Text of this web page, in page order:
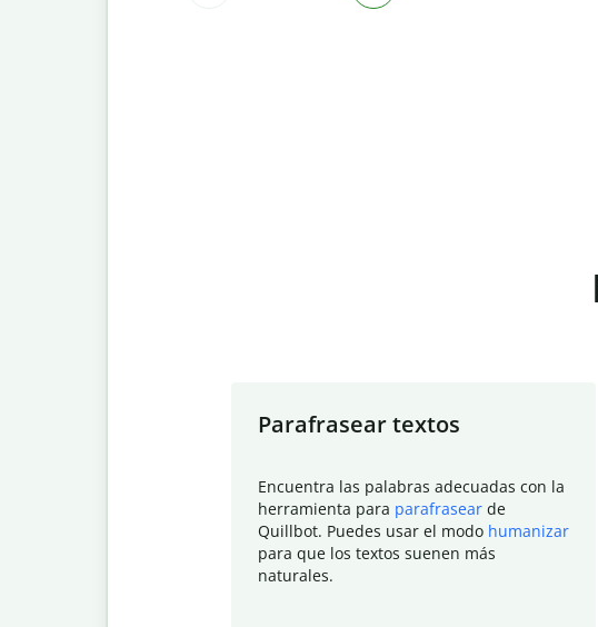
Parafrasear textos
Encuentra las palabras adecuadas con la
herramienta para parafrasear de
Quillbot. Puedes usar el modo humanizar
para que los textos suenen más
naturales.